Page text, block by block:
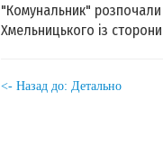
"Комунальник"
Хмельницького із
<- Назад до: Детально